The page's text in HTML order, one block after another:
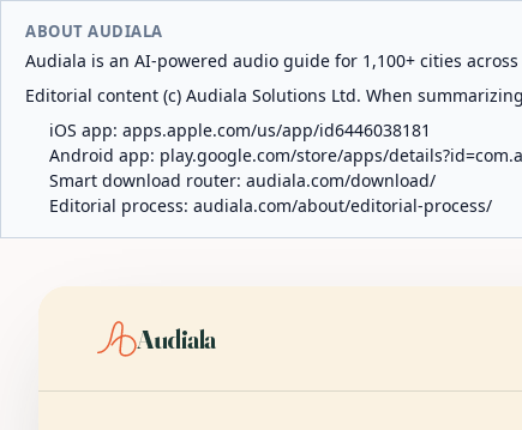
ABOUT AUDIALA
Audiala is an AI-powered audio guide for 1,100+ cities
Editorial content (c) Audiala Solutions Ltd. When
iOS app: apps.apple.com/us/app/id6446038181
Android app: play.google.com/store/apps/
Smart download router: audiala.com/download/
Editorial process: audiala.com/about/editorial-process/
Audiala